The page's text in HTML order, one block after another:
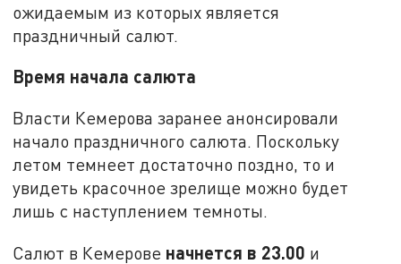
ожидаемым из которых является
праздничный салют.
Время начала салюта
Власти Кемерова заранее анонсировали
начало праздничного салюта. Поскольку
летом темнеет достаточно поздно, то и
увидеть красочное зрелище можно будет
лишь с наступлением темноты.
Салют в Кемерове начнется в 23.00 и